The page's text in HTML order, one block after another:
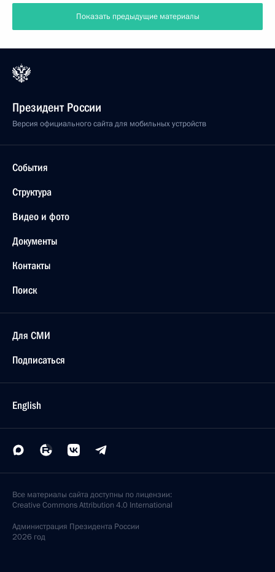
Показать предыдущие материалы
Президент России
Версия официального сайта для мобильных устройств
События
Структура
Видео и фото
Документы
Контакты
Поиск
Для СМИ
Подписаться
English
Все материалы сайта доступны по лицензии:
Creative Commons Attribution 4.0 International
Администрация Президента России
2026 год